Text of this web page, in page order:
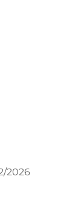
2026